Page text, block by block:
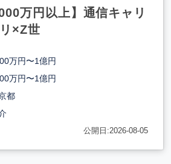
万円以上】通信キャリ
×Z世
万円〜1億円
万円〜1億円
都
公開日:2026-08-05